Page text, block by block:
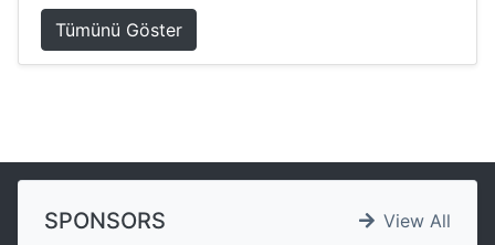
Tümünü Göster
View All
SPONSORS